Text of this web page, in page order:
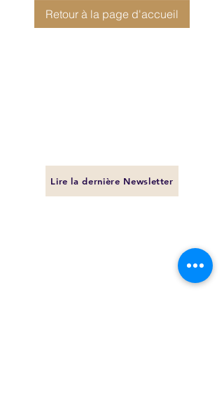
Retour à la page d'accueil
Lire la dernière Newsletter